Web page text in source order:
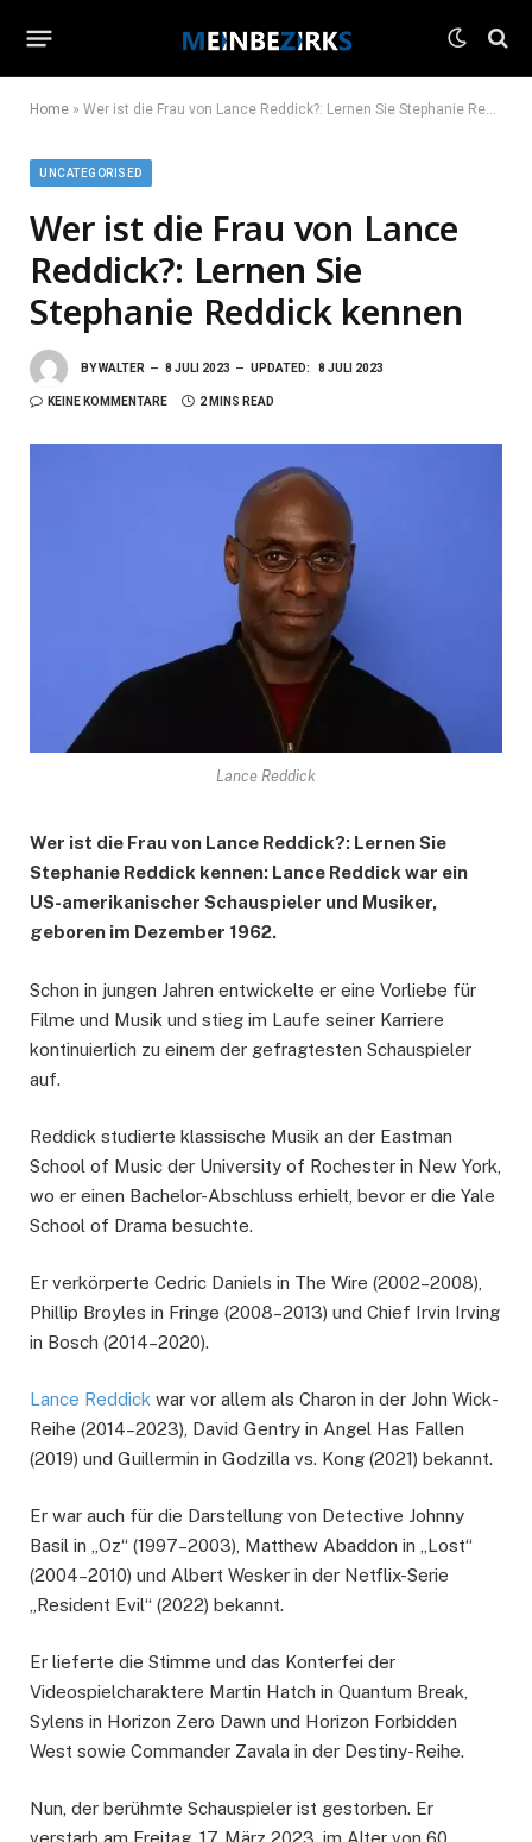
Home » Wer ist die Frau von Lance Reddick?: Lernen Sie Stephanie Reddick kennen
UNCATEGORISED
Wer ist die Frau von Lance
Reddick?: Lernen Sie
Stephanie Reddick kennen
BYWALTER 8 JULI 2023 UPDATED: 8 JULI 2023
KEINE KOMMENTARE 2 MINS READ
Lance Reddick
Wer ist die Frau von Lance Reddick?: Lernen Sie
Stephanie Reddick kennen: Lance Reddick war ein
US-amerikanischer Schauspieler und Musiker,
geboren im Dezember 1962.
Schon in jungen Jahren entwickelte er eine Vorliebe für
Filme und Musik und stieg im Laufe seiner Karriere
kontinuierlich zu einem der gefragtesten Schauspieler
auf.
Reddick studierte klassische Musik an der Eastman
School of Music der University of Rochester in New York,
wo er einen Bachelor-Abschluss erhielt, bevor er die Yale
School of Drama besuchte.
Er verkörperte Cedric Daniels in The Wire (2002–2008),
Phillip Broyles in Fringe (2008–2013) und Chief Irvin Irving
in Bosch (2014–2020).
Lance Reddick war vor allem als Charon in der John Wick-
Reihe (2014–2023), David Gentry in Angel Has Fallen
(2019) und Guillermin in Godzilla vs. Kong (2021) bekannt.
Er war auch für die Darstellung von Detective Johnny
Basil in „Oz“ (1997–2003), Matthew Abaddon in „Lost“
(2004–2010) und Albert Wesker in der Netflix-Serie
„Resident Evil“ (2022) bekannt.
Er lieferte die Stimme und das Konterfei der
Videospielcharaktere Martin Hatch in Quantum Break,
Sylens in Horizon Zero Dawn und Horizon Forbidden
West sowie Commander Zavala in der Destiny-Reihe.
Nun, der berühmte Schauspieler ist gestorben. Er
verstarb am Freitag, 17. März 2023, im Alter von 60